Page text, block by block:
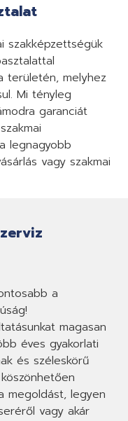
szakképzettségük
területén, melyhez
Mi tényleg
garanciát
legnagyobb
vagy szakmai
a
magasan
éves gyakorlati
és széleskörű
megoldást, legyen
vagy akár